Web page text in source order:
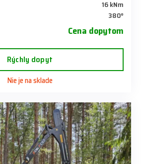
16 kNm
380°
Cena dopytom
Rýchly dopyt
Nie je na sklade